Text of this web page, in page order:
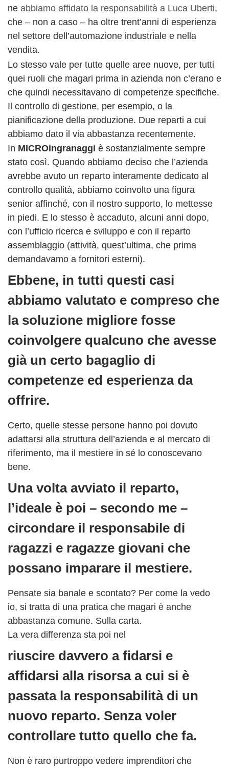
ne abbiamo affidato la responsabilità a Luca Uberti,
che – non a caso – ha oltre trent’anni di esperienza
nel settore dell’automazione industriale e nella
vendita.
Lo stesso vale per tutte quelle aree nuove, per tutti
quei ruoli che magari prima in azienda non c’erano e
che quindi necessitavano di competenze specifiche.
Il controllo di gestione, per esempio, o la
pianificazione della produzione. Due reparti a cui
abbiamo dato il via abbastanza recentemente.
In MICROingranaggi è sostanzialmente sempre
stato così. Quando abbiamo deciso che l’azienda
avrebbe avuto un reparto interamente dedicato al
controllo qualità, abbiamo coinvolto una figura
senior affinché, con il nostro supporto, lo mettesse
in piedi. E lo stesso è accaduto, alcuni anni dopo,
con l’ufficio ricerca e sviluppo e con il reparto
assemblaggio (attività, quest’ultima, che prima
demandavamo a fornitori esterni).
Ebbene, in tutti questi casi
abbiamo valutato e compreso che
la soluzione migliore fosse
coinvolgere qualcuno che avesse
già un certo bagaglio di
competenze ed esperienza da
offrire.
Certo, quelle stesse persone hanno poi dovuto
adattarsi alla struttura dell’azienda e al mercato di
riferimento, ma il mestiere in sé lo conoscevano
bene.
Una volta avviato il reparto,
l’ideale è poi – secondo me –
circondare il responsabile di
ragazzi e ragazze giovani che
possano imparare il mestiere.
Pensate sia banale e scontato? Per come la vedo
io, si tratta di una pratica che magari è anche
abbastanza comune. Sulla carta.
La vera differenza sta poi nel
riuscire davvero a fidarsi e
affidarsi alla risorsa a cui si è
passata la responsabilità di un
nuovo reparto. Senza voler
controllare tutto quello che fa.
Non è raro purtroppo vedere imprenditori che